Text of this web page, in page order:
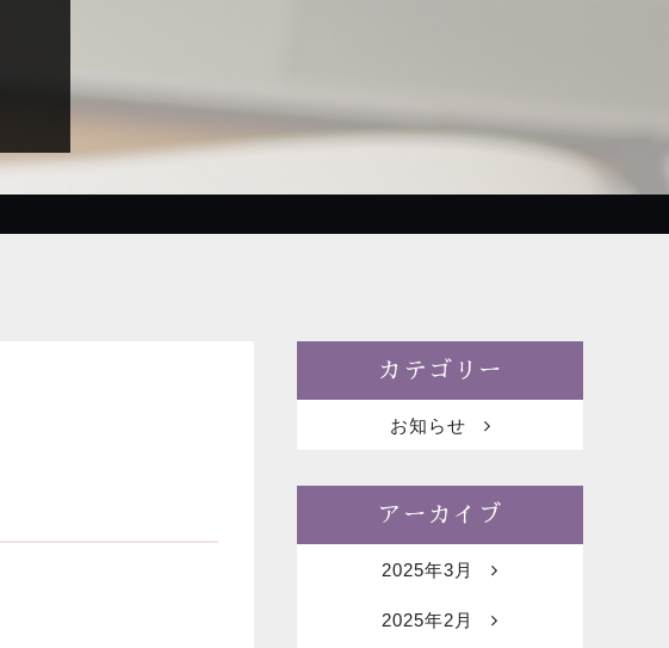
カテゴリー
お知らせ
アーカイブ
2025年3月
2025年2月